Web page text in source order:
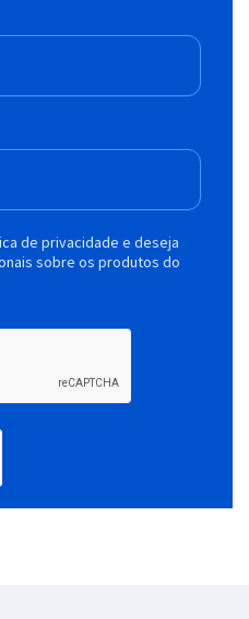
de privacidade e deseja
sobre os produtos do